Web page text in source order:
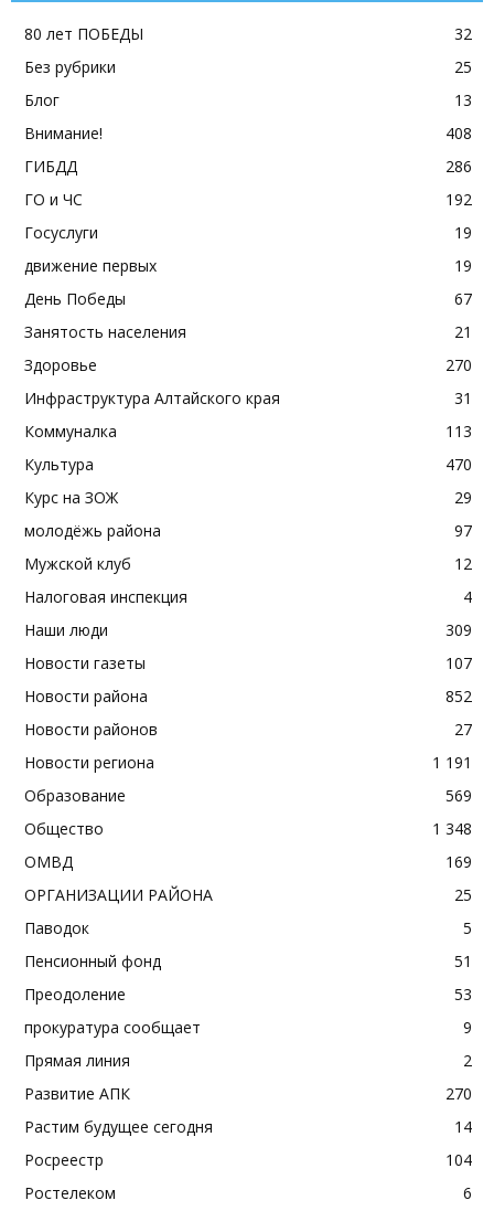
80 лет ПОБЕДЫ
32
Без рубрики
25
Блог
13
Внимание!
408
ГИБДД
286
ГО и ЧС
192
Госуслуги
19
движение первых
19
День Победы
67
Занятость населения
21
Здоровье
270
Инфраструктура Алтайского края
31
Коммуналка
113
Культура
470
Курс на ЗОЖ
29
молодёжь района
97
Мужской клуб
12
Налоговая инспекция
4
Наши люди
309
Новости газеты
107
Новости района
852
Новости районов
27
Новости региона
1 191
Образование
569
Общество
1 348
ОМВД
169
ОРГАНИЗАЦИИ РАЙОНА
25
Паводок
5
Пенсионный фонд
51
Преодоление
53
прокуратура сообщает
9
Прямая линия
2
Развитие АПК
270
Растим будущее сегодня
14
Росреестр
104
Ростелеком
6